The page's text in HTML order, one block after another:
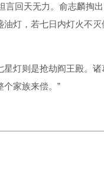
言回天无力。俞志麟掏出
灯，若七日内灯火不灭
星灯则是抢劫阎王殿。诸
家族来偿。”